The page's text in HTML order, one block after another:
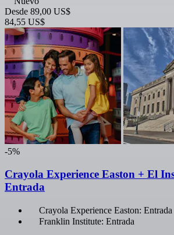
Desde 89,00 US$
84,55 US$
-5%
Crayola Experience Easton + El
Entrada
Crayola Experience Easton: Entrada
Franklin Institute: Entrada